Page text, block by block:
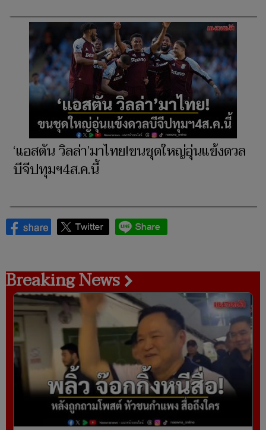
‘แอสตัน วิลล่า’มาไทย!ขนชุดใหญ่อุ่นแข้งดวล
บีจีปทุมฯ4ส.ค.นี้
Breaking News